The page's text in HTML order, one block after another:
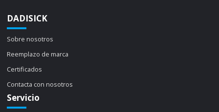
DADISICK
Sobre nosotros
Reemplazo de marca
Certificados
Contacta con nosotros
Servicio